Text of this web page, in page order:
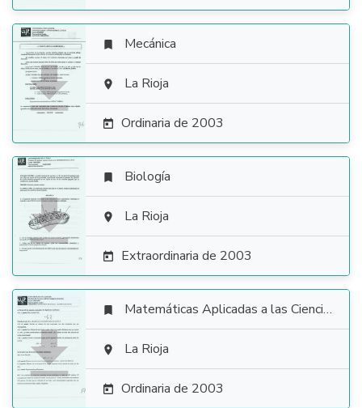

 Mecánica
 La Rioja
 Ordinaria de 2003

 Biología
 La Rioja
 Extraordinaria de 2003

 Matemáticas Aplicadas a las Ciencias Sociales
 La Rioja
 Ordinaria de 2003